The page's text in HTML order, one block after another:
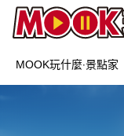
MOOK玩什麼‧景點家